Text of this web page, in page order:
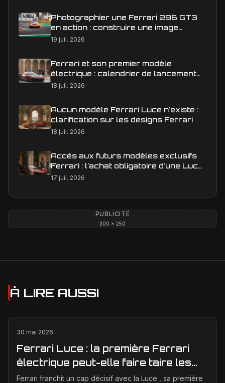
Photographier une Ferrari 296 GT3
en action : construire une image
éditoriale qui raconte la course
19 juil. 2026
Ferrari et son premier modèle
électrique : calendrier de lancement
en Europe
18 juil. 2026
Aucun modèle Ferrari Luce n'existe :
clarification sur les designs Ferrari
18 juil. 2026
Accès aux futurs modèles exclusifs
Ferrari : l'achat obligatoire d'une Luce
est-il une réalité ?
17 juil. 2026
PUBLICITÉ
300 × 250
À LIRE AUSSI
30 mai 2026
Ferrari Luce : la première Ferrari
électrique peut-elle faire taire les
critiques sur son design ?
Ferrari franchit un cap décisif avec la Luce , sa première